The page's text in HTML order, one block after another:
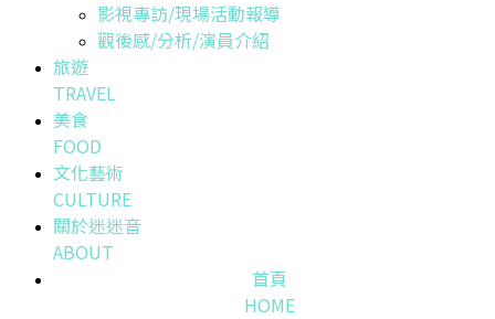
影視專訪/現場活動報導
觀後感/分析/演員介紹
旅遊
TRAVEL
美食
FOOD
文化藝術
CULTURE
關於迷迷音
ABOUT
首頁
HOME